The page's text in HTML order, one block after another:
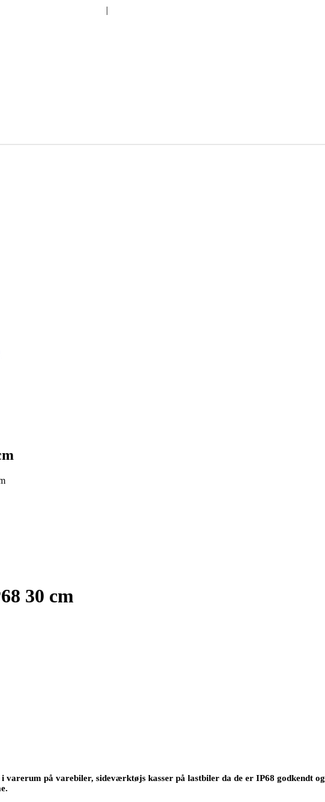
|
30 cm
på varebiler, sideværktøjs kasser på lastbiler da de er IP68 godkendt og